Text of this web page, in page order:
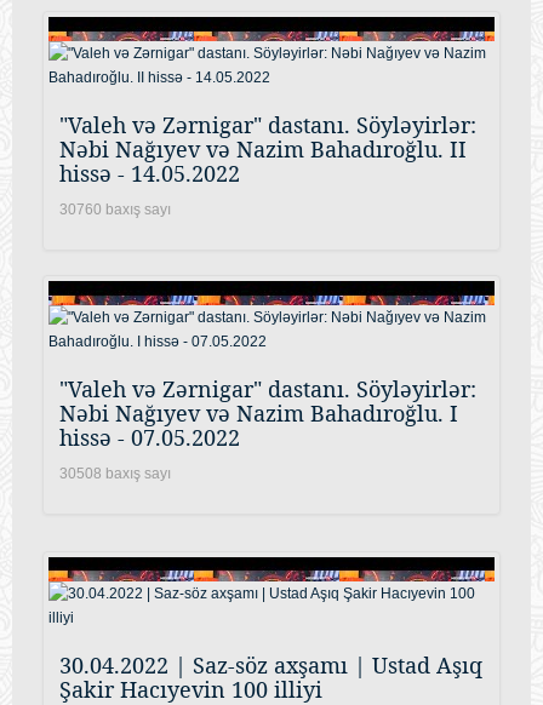
"Valeh və Zərnigar" dastanı. Söyləyirlər:
Nəbi Nağıyev və Nazim Bahadıroğlu. II
hissə - 14.05.2022
30760 baxış sayı
"Valeh və Zərnigar" dastanı. Söyləyirlər:
Nəbi Nağıyev və Nazim Bahadıroğlu. I
hissə - 07.05.2022
30508 baxış sayı
30.04.2022 | Saz-söz axşamı | Ustad Aşıq
Şakir Hacıyevin 100 illiyi